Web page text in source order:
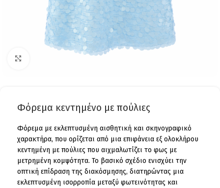
Φόρεμα κεντημένο με πούλιες
Φόρεμα με εκλεπτυσμένη αισθητική και σκηνογραφικό
χαρακτήρα, που ορίζεται από μια επιφάνεια εξ ολοκλήρου
κεντημένη με πούλιες που αιχμαλωτίζει το φως με
μετρημένη κομψότητα. Το βασικό σχέδιο ενισχύει την
οπτική επίδραση της διακόσμησης, διατηρώντας μια
εκλεπτυσμένη ισορροπία μεταξύ φωτεινότητας και